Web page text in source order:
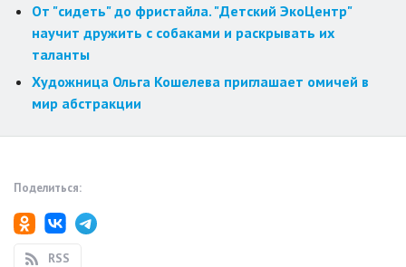
От "сидеть" до фристайла. "Детский ЭкоЦентр"
научит дружить с собаками и раскрывать их
таланты
Художница Ольга Кошелева приглашает омичей в
мир абстракции
Поделиться:
RSS